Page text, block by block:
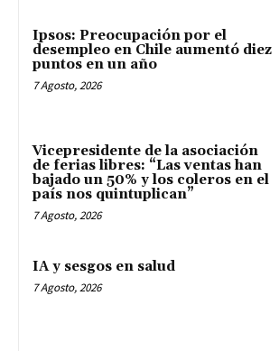
Ipsos: Preocupación por el
desempleo en Chile aumentó diez
puntos en un año
7 Agosto, 2026
Vicepresidente de la asociación
de ferias libres: “Las ventas han
bajado un 50% y los coleros en el
país nos quintuplican”
7 Agosto, 2026
IA y sesgos en salud
7 Agosto, 2026